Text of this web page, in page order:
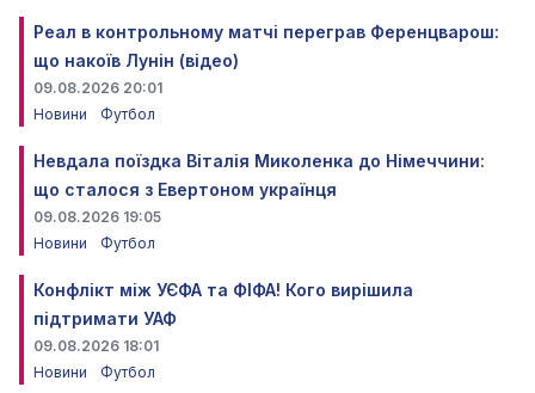
Реал в контрольному матчі переграв Ференцварош:
що накоїв Лунін (відео)
09.08.2026 20:01
Новини
Футбол
Невдала поїздка Віталія Миколенка до Німеччини:
що сталося з Евертоном українця
09.08.2026 19:05
Новини
Футбол
Конфлікт між УЄФА та ФІФА! Кого вирішила
підтримати УАФ
09.08.2026 18:01
Новини
Футбол